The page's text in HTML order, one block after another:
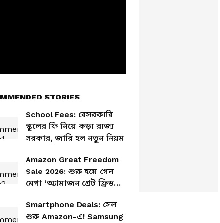
STORIES
School Fees: বেসরকারি
স্কুলের ফি নিয়ে কড়া রাজ্য
সরকার, জারি হল নতুন নিয়ম
Amazon Great Freedom
Sale 2026: শুরু হয়ে গেল
মেগা ‘অ্যামাজন গ্রেট ফ্রিডম
ডিল এবং এআই-চালিত শপিং
Smartphone Deals: সেল
শুরু Amazon-এ! Samsung